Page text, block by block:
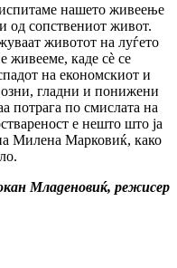
нашето живеење
од сопствениот живот.
животот на луѓето
живееме, каде сѐ се
на економскиот и
гладни и понижени
потрага по смислата на
е нешто што ја
Милена Марковиќ, како
Младеновиќ, режисер